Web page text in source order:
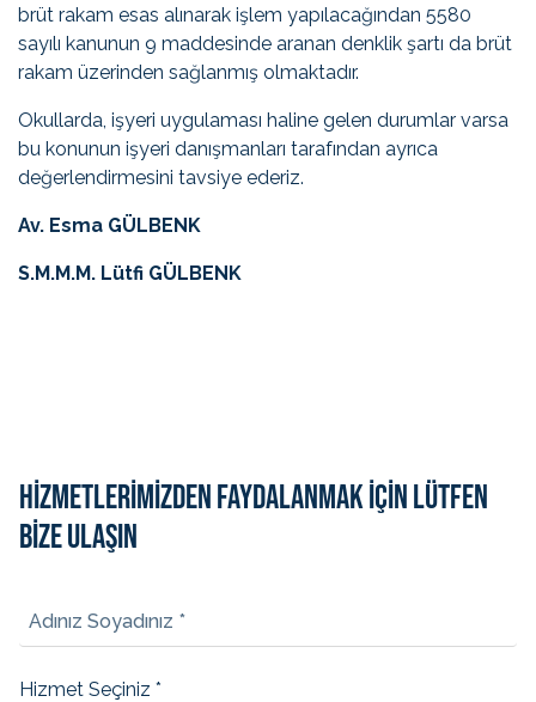
brüt rakam esas alınarak işlem yapılacağından 5580
sayılı kanunun 9 maddesinde aranan denklik şartı da brüt
rakam üzerinden sağlanmış olmaktadır.
Okullarda, işyeri uygulaması haline gelen durumlar varsa
bu konunun işyeri danışmanları tarafından ayrıca
değerlendirmesini tavsiye ederiz.
Av. Esma GÜLBENK
S.M.M.M. Lütfi GÜLBENK
HİZMETLERİMİZDEN FAYDALANMAK İÇİN LÜTFEN
BİZE ULAŞIN
Adınız Soyadınız *
Hizmet Seçiniz *